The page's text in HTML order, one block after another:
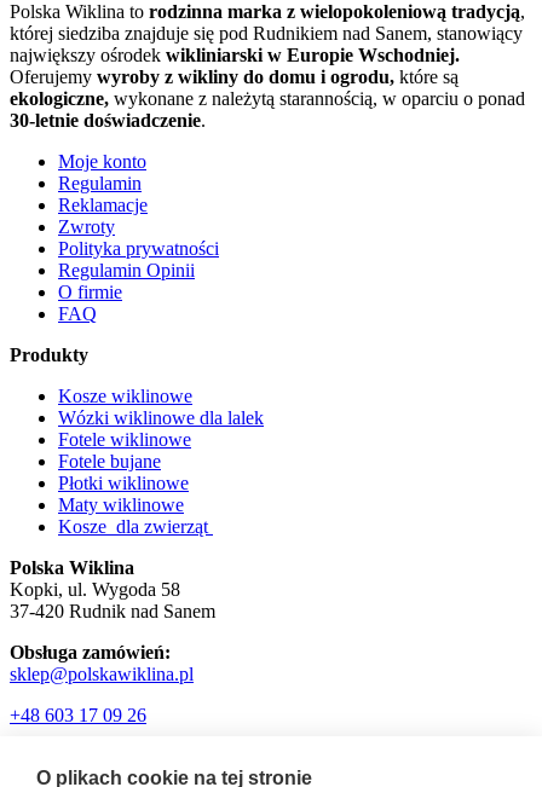
Polska Wiklina to rodzinna marka z wielopokoleniową tradycją,
której siedziba znajduje się pod Rudnikiem nad Sanem, stanowiący
największy ośrodek wikliniarski w Europie Wschodniej.
Oferujemy wyroby z wikliny do domu i ogrodu, które są
ekologiczne, wykonane z należytą starannością, w oparciu o ponad
30-letnie doświadczenie.
Moje konto
Regulamin
Reklamacje
Zwroty
Polityka prywatności
Regulamin Opinii
O firmie
FAQ
Produkty
Kosze wiklinowe
Wózki wiklinowe dla lalek
Fotele wiklinowe
Fotele bujane
Płotki wiklinowe
Maty wiklinowe
Kosze dla zwierząt
Polska Wiklina
Kopki, ul. Wygoda 58
37-420 Rudnik nad Sanem
Obsługa zamówień:
sklep@polskawiklina.pl
+48 603 17 09 26
O plikach cookie na tej stronie